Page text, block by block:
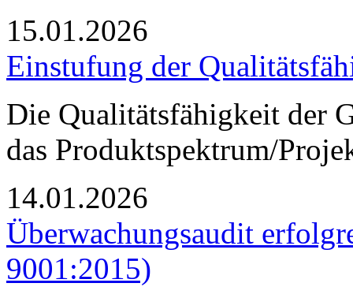
15.01.2026
Einstufung der
Die Qualitätsfähigkeit der
das Produktspektrum/
14.01.2026
Überwachungsaudit
9001:2015)